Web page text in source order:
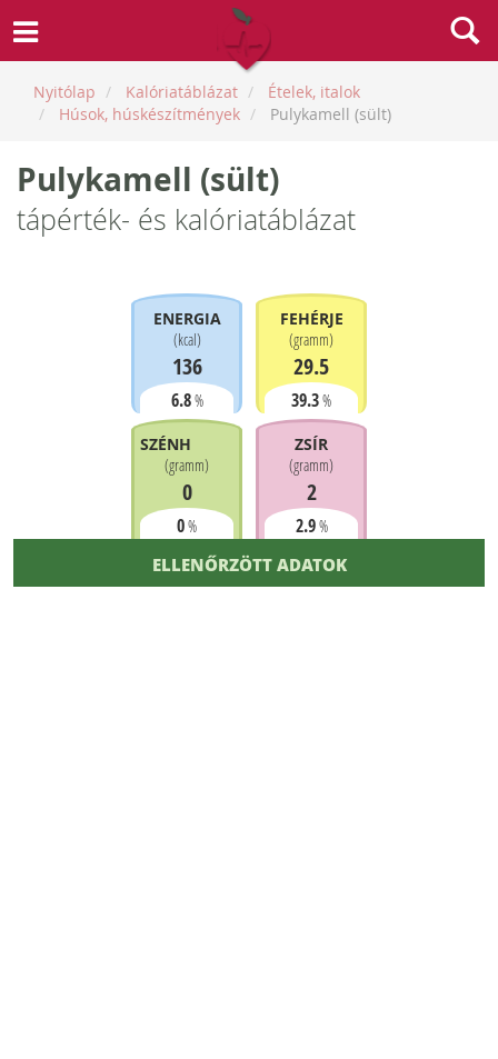
Nyitólap Kalóriatáblázat
Ételek, italok
Húsok, húskészítmények
Pulykamell (sült)
Pulykamell (sült)
tápérték- és kalóriatáblázat
ENERGIA
(kcal)
136
6.8%
FEHÉRJE
(gramm)
29.5
39.3%
SZÉNHIDRÁT
(gramm)
0
0%
ZSÍR
(gramm)
2
2.9%
ELLENŐRZÖTT ADATOK